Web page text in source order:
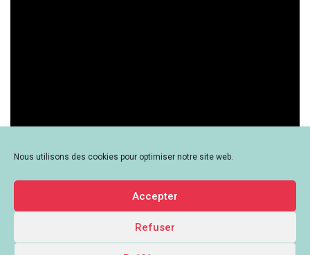
Nous utilisons des cookies pour optimiser notre site web.
Accepter
Refuser